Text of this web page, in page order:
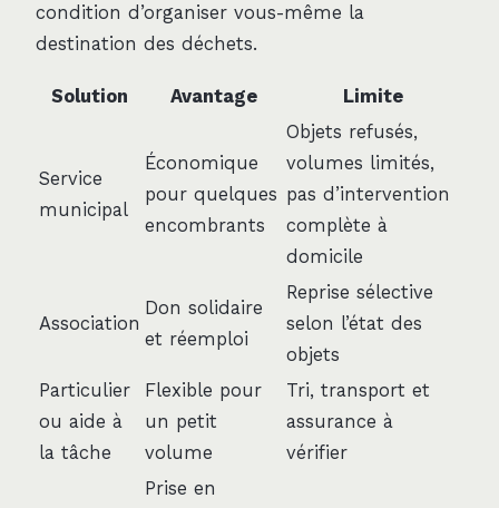
condition d’organiser vous-même la
destination des déchets.
Solution Avantage Limite
Service
municipal
Économique
pour quelques
encombrants
Objets refusés,
volumes limités,
pas d’intervention
complète à
domicile
Association
Don solidaire
et réemploi
Reprise sélective
selon l’état des
objets
Particulier
ou aide à
la tâche
Flexible pour
un petit
volume
Tri, transport et
assurance à
vérifier
Prise en